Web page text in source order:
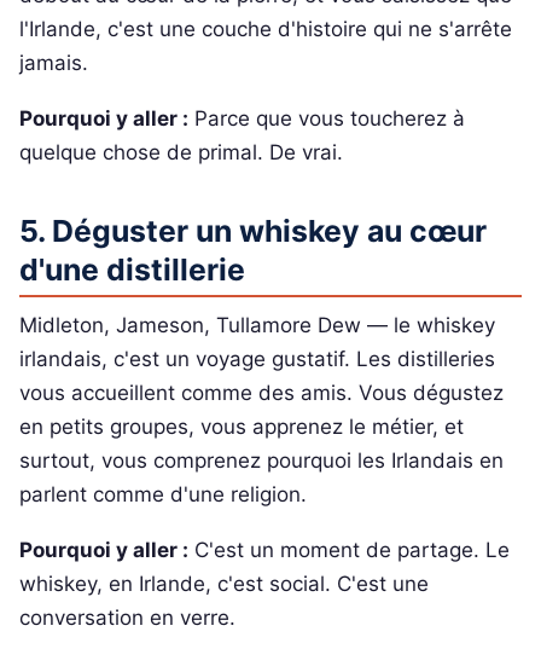
l'Irlande, c'est une couche d'histoire qui ne s'arrête
jamais.
Pourquoi y aller : Parce que vous toucherez à
quelque chose de primal. De vrai.
5. Déguster un whiskey au cœur
d'une distillerie
Midleton, Jameson, Tullamore Dew — le whiskey
irlandais, c'est un voyage gustatif. Les distilleries
vous accueillent comme des amis. Vous dégustez
en petits groupes, vous apprenez le métier, et
surtout, vous comprenez pourquoi les Irlandais en
parlent comme d'une religion.
Pourquoi y aller : C'est un moment de partage. Le
whiskey, en Irlande, c'est social. C'est une
conversation en verre.